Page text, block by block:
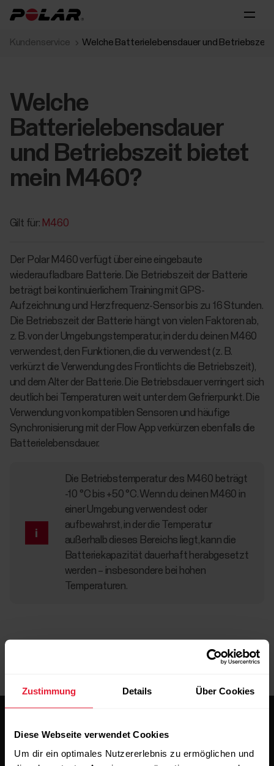
Zustimmung Details Über Cookies
Diese Webseite verwendet Cookies
Um dir ein optimales Nutzererlebnis zu ermöglichen und
Kundenservice Welche Batterielebensdauer und
Welche
Batterielebensdauer
und Betriebszeit bietet
mein M460?
Gilt für: M460
Der Polar M460 verfügt über eine eingebaute
wiederaufladbare Batterie. Die Betriebszeit der Batterie
beträgt bei kontinuierlichem Training mit GPS-
Aufzeichnung und Herzfrequenz-Sensor bis zu 16 Stunden.
Die Betriebszeit der Batterie hängt von vielen Faktoren ab,
z. B. von der Umgebungstemperatur, in der du deinen M460
verwendest, den Funktionen, die du verwendest (z. B.
verkürzt die Verwendung des Frontlichts die Betriebszeit),
und dem Alter der Batterie. Die Betriebsdauer verringert sich
deutlich bei Temperaturen weit unter dem Gefrierpunkt. Die
Verwendung von kompatiblen Sensoren und häufige
Synchronisierung mit der Flow App verkürzen ebenfalls die
Batterielebensdauer.
Die Betriebstemperatur des M460 beträgt
-10 °C bis +50 °C. Wenn du deinen M460 in
einer Umgebung verwendest oder
aufbewahrst, in der die Temperatur
außerhalb dieses Bereichs liegt, kann die
Batteriekapazität dauerhaft herabgesetzt
werden – insbesondere bei hohen
Temperaturen.